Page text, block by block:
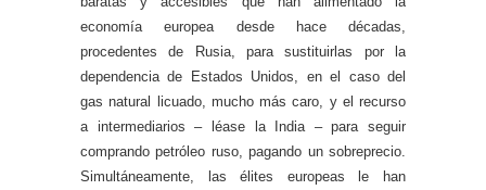
economía europea desde hace décadas,
procedentes de Rusia, para sustituirlas por la
dependencia de Estados Unidos, en el caso del
gas natural licuado, mucho más caro, y el recurso
a intermediarios – léase la India – para seguir
comprando petróleo ruso, pagando un sobreprecio.
Simultáneamente, las élites europeas le han